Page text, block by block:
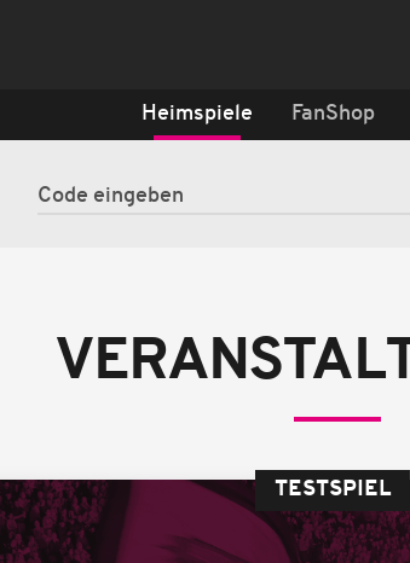
Heimspiele FanShop
TESTSPIEL